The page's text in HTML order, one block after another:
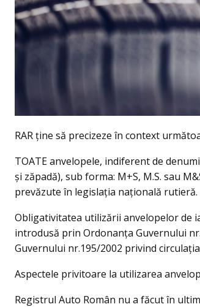
RAR ţine să precizeze în context
TOATE anvelopele, indiferent de
și zăpadă), sub forma: M+S, M.S. sau
prevăzute în legislația națională rutieră.
Obligativitatea utilizării anvelopelor de
introdusă prin Ordonanța Guvernului
Guvernului nr.195/2002 privind
Aspectele privitoare la utilizarea
Registrul Auto Român nu a făcut în